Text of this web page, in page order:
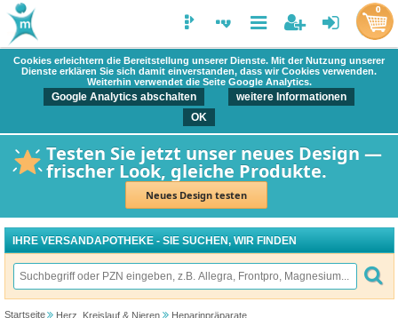
Cookies erleichtern die Bereitstellung unserer Dienste. Mit der Nutzung unserer
Dienste erklären Sie sich damit einverstanden, dass wir Cookies verwenden.
Weiterhin verwendet die Seite Google Analytics.
Google Analytics abschalten
weitere Informationen
OK
Testen Sie jetzt unser neues Design —
frischer Look, gleiche Produkte.
Neues Design testen
0
IHRE VERSANDAPOTHEKE - SIE SUCHEN, WIR FINDEN
Startseite Herz, Kreislauf & Nieren Heparinpräparate